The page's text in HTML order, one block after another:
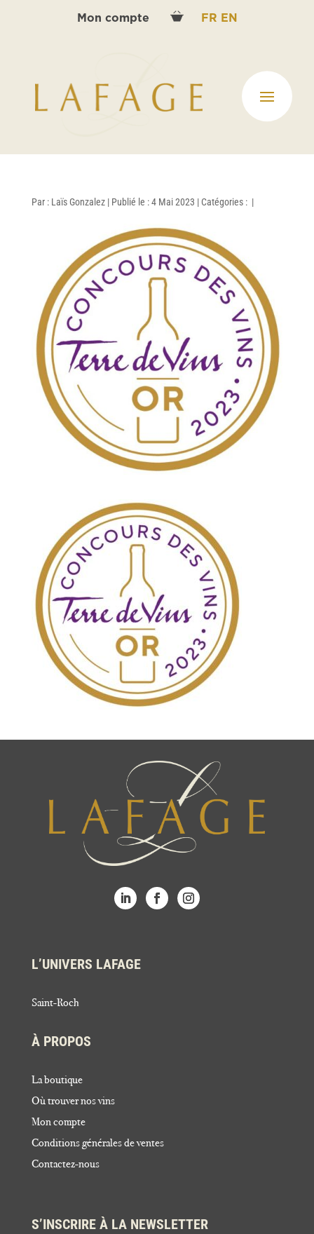
Mon compte FR EN
Par : Laïs Gonzalez | Publié le : 4 Mai 2023 | Catégories : |
L’UNIVERS LAFAGE
Saint-Roch
À PROPOS
La boutique
Où trouver nos vins
Mon compte
Conditions générales de ventes
Contactez-nous
S’INSCRIRE À LA NEWSLETTER